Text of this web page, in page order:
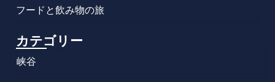
フードと飲み物の旅
カテゴリー
峡谷